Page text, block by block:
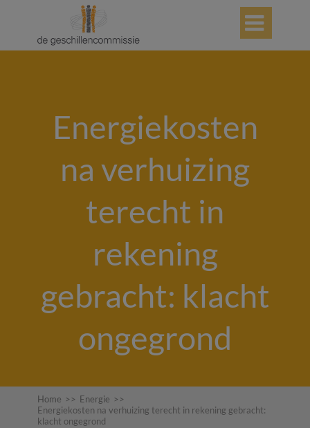

Energiekosten
na verhuizing
terecht in
rekening
gebracht: klacht
ongegrond
Home >> Energie >>
Energiekosten na verhuizing terecht in rekening gebracht:
klacht ongegrond